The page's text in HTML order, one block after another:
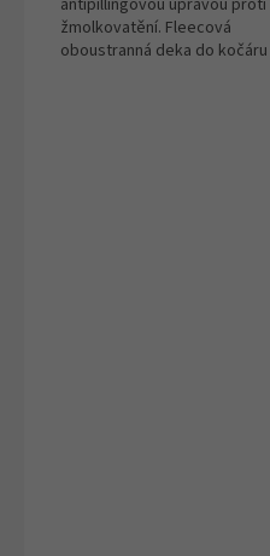
žmolkovatění. Fleecová
oboustranná deka do kočáru